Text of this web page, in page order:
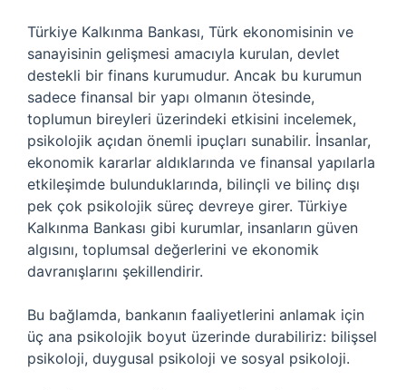
Türkiye Kalkınma Bankası, Türk ekonomisinin ve
sanayisinin gelişmesi amacıyla kurulan, devlet
destekli bir finans kurumudur. Ancak bu kurumun
sadece finansal bir yapı olmanın ötesinde,
toplumun bireyleri üzerindeki etkisini incelemek,
psikolojik açıdan önemli ipuçları sunabilir. İnsanlar,
ekonomik kararlar aldıklarında ve finansal yapılarla
etkileşimde bulunduklarında, bilinçli ve bilinç dışı
pek çok psikolojik süreç devreye girer. Türkiye
Kalkınma Bankası gibi kurumlar, insanların güven
algısını, toplumsal değerlerini ve ekonomik
davranışlarını şekillendirir.
Bu bağlamda, bankanın faaliyetlerini anlamak için
üç ana psikolojik boyut üzerinde durabiliriz: bilişsel
psikoloji, duygusal psikoloji ve sosyal psikoloji.